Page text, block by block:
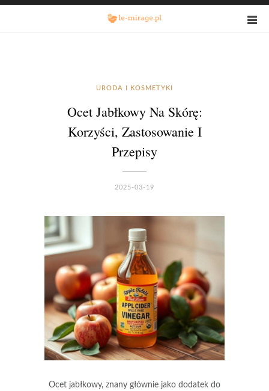
URODA I KOSMETYKI
Ocet Jabłkowy Na Skórę:
Korzyści, Zastosowanie I
Przepisy
2025-03-19
Ocet jabłkowy, znany głównie jako dodatek do